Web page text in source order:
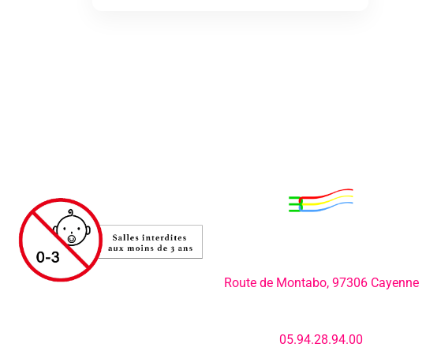
Route de Montabo, 97306 Cayenne
05.94.28.94.00